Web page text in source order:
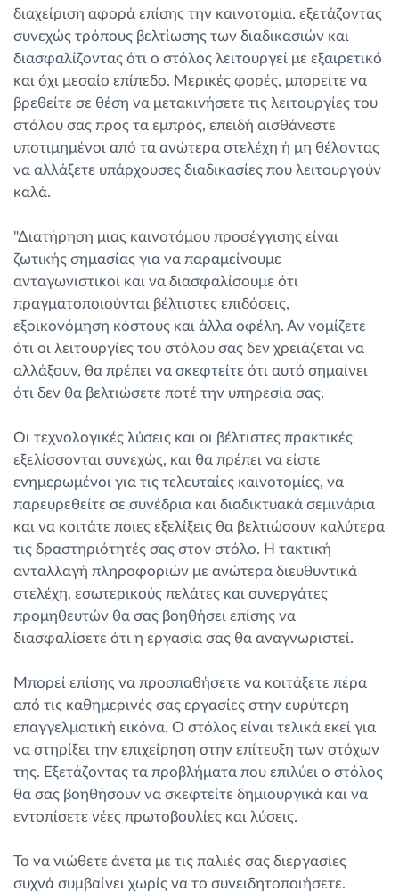
διαχείριση αφορά επίσης την καινοτομία. εξετάζοντας
συνεχώς τρόπους βελτίωσης των διαδικασιών και
διασφαλίζοντας ότι ο στόλος λειτουργεί με εξαιρετικό
και όχι μεσαίο επίπεδο. Μερικές φορές, μπορείτε να
βρεθείτε σε θέση να μετακινήσετε τις λειτουργίες του
στόλου σας προς τα εμπρός, επειδή αισθάνεστε
υποτιμημένοι από τα ανώτερα στελέχη ή μη θέλοντας
να αλλάξετε υπάρχουσες διαδικασίες που λειτουργούν
καλά.
"Διατήρηση μιας καινοτόμου προσέγγισης είναι
ζωτικής σημασίας για να παραμείνουμε
ανταγωνιστικοί και να διασφαλίσουμε ότι
πραγματοποιούνται βέλτιστες επιδόσεις,
εξοικονόμηση κόστους και άλλα οφέλη. Αν νομίζετε
ότι οι λειτουργίες του στόλου σας δεν χρειάζεται να
αλλάξουν, θα πρέπει να σκεφτείτε ότι αυτό σημαίνει
ότι δεν θα βελτιώσετε ποτέ την υπηρεσία σας.
Οι τεχνολογικές λύσεις και οι βέλτιστες πρακτικές
εξελίσσονται συνεχώς, και θα πρέπει να είστε
ενημερωμένοι για τις τελευταίες καινοτομίες, να
παρευρεθείτε σε συνέδρια και διαδικτυακά σεμινάρια
και να κοιτάτε ποιες εξελίξεις θα βελτιώσουν καλύτερα
τις δραστηριότητές σας στον στόλο. Η τακτική
ανταλλαγή πληροφοριών με ανώτερα διευθυντικά
στελέχη, εσωτερικούς πελάτες και συνεργάτες
προμηθευτών θα σας βοηθήσει επίσης να
διασφαλίσετε ότι η εργασία σας θα αναγνωριστεί.
Μπορεί επίσης να προσπαθήσετε να κοιτάξετε πέρα
από τις καθημερινές σας εργασίες στην ευρύτερη
επαγγελματική εικόνα. Ο στόλος είναι τελικά εκεί για
να στηρίξει την επιχείρηση στην επίτευξη των στόχων
της. Εξετάζοντας τα προβλήματα που επιλύει ο στόλος
θα σας βοηθήσουν να σκεφτείτε δημιουργικά και να
εντοπίσετε νέες πρωτοβουλίες και λύσεις.
Το να νιώθετε άνετα με τις παλιές σας διεργασίες
συχνά συμβαίνει χωρίς να το συνειδητοποιήσετε.